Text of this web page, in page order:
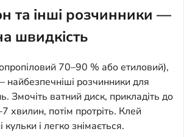
та інші розчинники —
швидкість
70–90 % або етиловий),
найбезпечніші розчинники для
Змочіть ватний диск, прикладіть до
хвилин, потім протріть. Клей
кульки і легко знімається.